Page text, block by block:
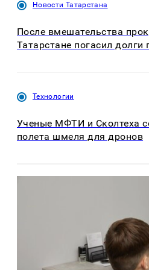
Новости Татарстана
После вмешательства
Татарстане погасил долги
Технологии
Ученые МФТИ и Сколтеха
полета шмеля для дронов